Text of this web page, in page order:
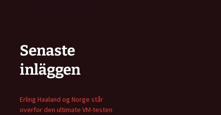
Senaste
inläggen
Erling Haaland og Norge står
overfor den ultimate VM-testen